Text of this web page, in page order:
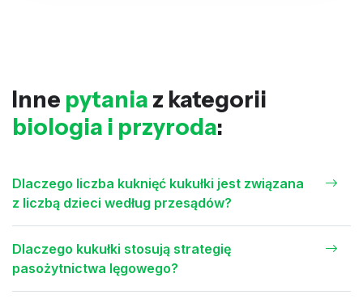
Inne pytania z kategorii
biologia i przyroda:
Dlaczego liczba kuknięć kukułki jest związana
z liczbą dzieci według przesądów?
Dlaczego kukułki stosują strategię
pasożytnictwa lęgowego?